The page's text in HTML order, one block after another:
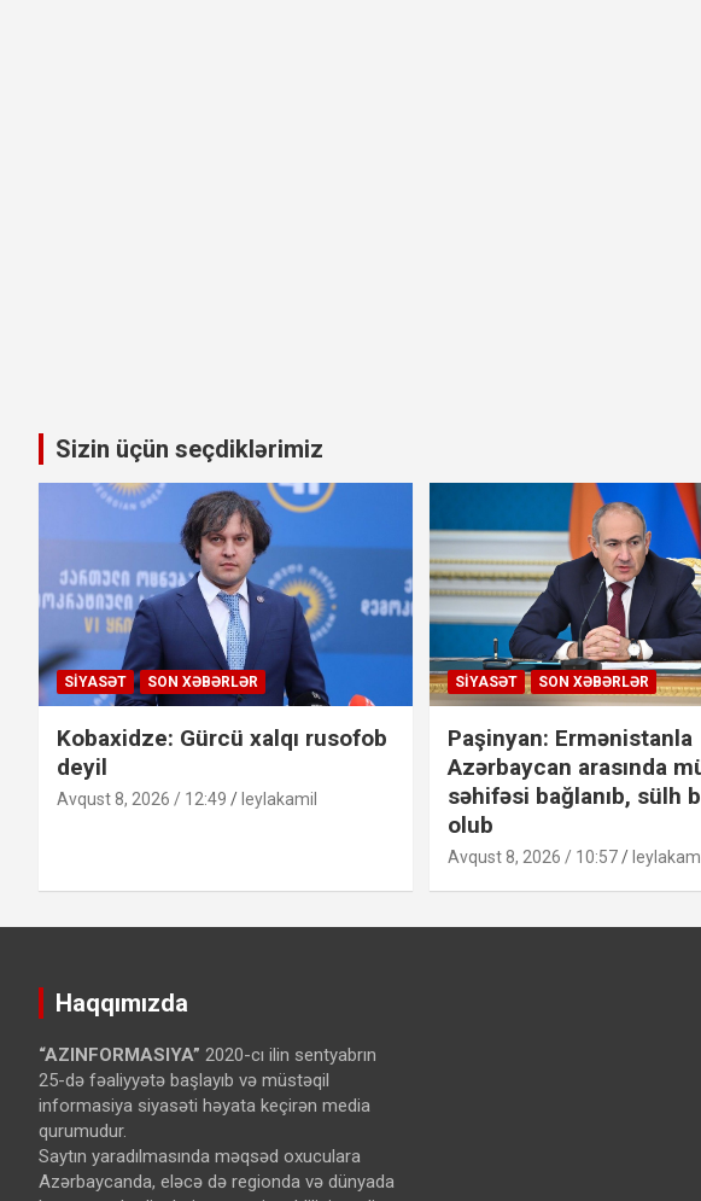
Sizin üçün seçdiklərimiz
SIYASƏT SON XƏBƏRLƏR
Kobaxidze: Gürcü xalqı rusofob
deyil
Avqust 8, 2026 / 12:49 leylakamil
SIYASƏT SON XƏBƏRLƏR
Paşinyan: Ermənistanla
Azərbaycan arasında
səhifəsi bağlanıb, sülh
olub
Avqust 8, 2026 / 10:57
Haqqımızda
“AZINFORMASIYA” 2020-cı ilin sentyabrın
25-də fəaliyyətə başlayıb və müstəqil
informasiya siyasəti həyata keçirən media
qurumudur.
Saytın yaradılmasında məqsəd oxuculara
Azərbaycanda, eləcə də regionda və dünyada